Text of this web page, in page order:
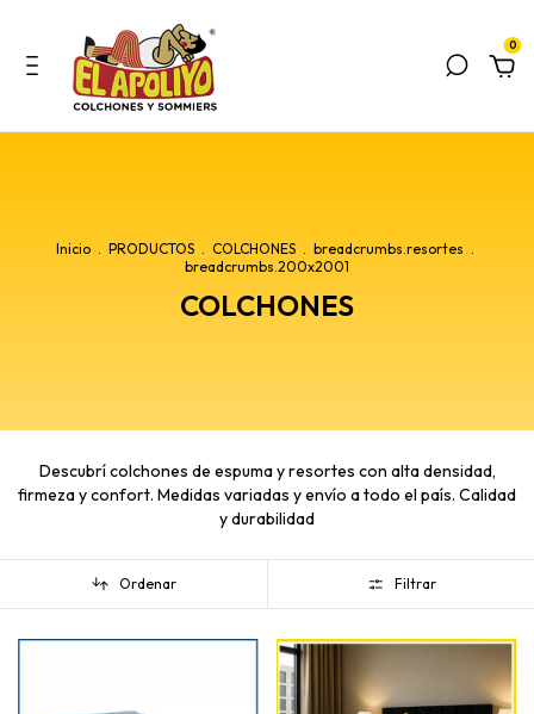
0
Inicio . PRODUCTOS . COLCHONES . breadcrumbs.resortes .
breadcrumbs.200x2001
COLCHONES
Descubrí colchones de espuma y resortes con alta densidad,
firmeza y confort. Medidas variadas y envío a todo el país. Calidad
y durabilidad
Ordenar Filtrar